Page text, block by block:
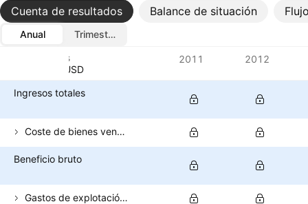
Cuenta de resultados Balance de situación
Anual
Trimestral
Métricas
Divisa: USD
2011 2012
Ingresos totales
Coste de bienes vendidos
Beneficio bruto
Gastos de explotación (excluido el coste de los bienes vendidos)